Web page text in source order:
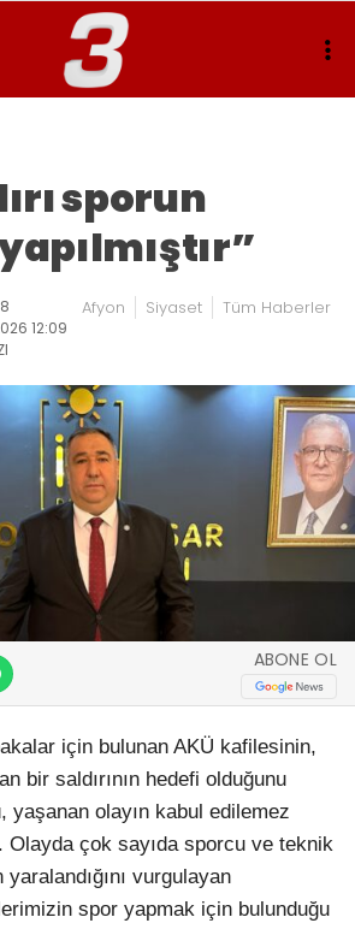
sporun
12:09
Afyon Siyaset Tüm Haberler
ABONE OL
için bulunan AKÜ kafilesinin,
bir saldırının hedefi olduğunu
yaşanan olayın kabul edilemez
Olayda çok sayıda sporcu ve teknik
vurgulayan
spor yapmak için bulunduğu